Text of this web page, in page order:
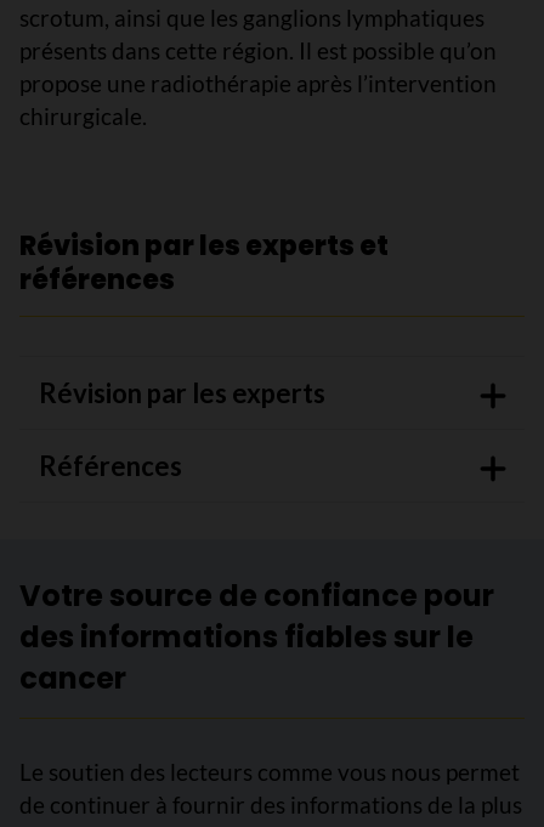
scrotum, ainsi que les ganglions lymphatiques
présents dans cette région. Il est possible qu’on
propose une radiothérapie après l’intervention
chirurgicale.
Révision par les experts et
références
Révision par les experts
Références
Votre source de confiance pour
des informations fiables sur le
cancer
Le soutien des lecteurs comme vous nous permet
de continuer à fournir des informations de la plus